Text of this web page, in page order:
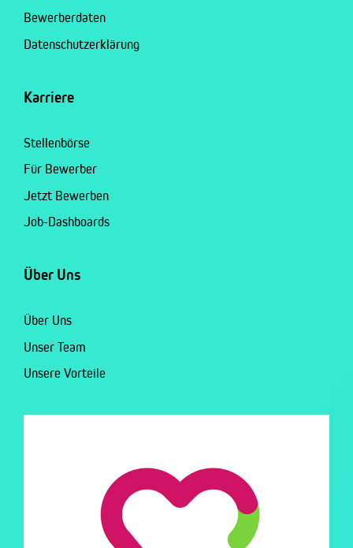
Bewerberdaten
Datenschutzerklärung
Karriere
Stellenbörse
Für Bewerber
Jetzt Bewerben
Job-Dashboards
Über Uns
Über Uns
Unser Team
Unsere Vorteile